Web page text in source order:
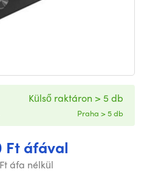
Ft áfával
áfa nélkül
Külső raktáron > 5 db
Praha > 5 db